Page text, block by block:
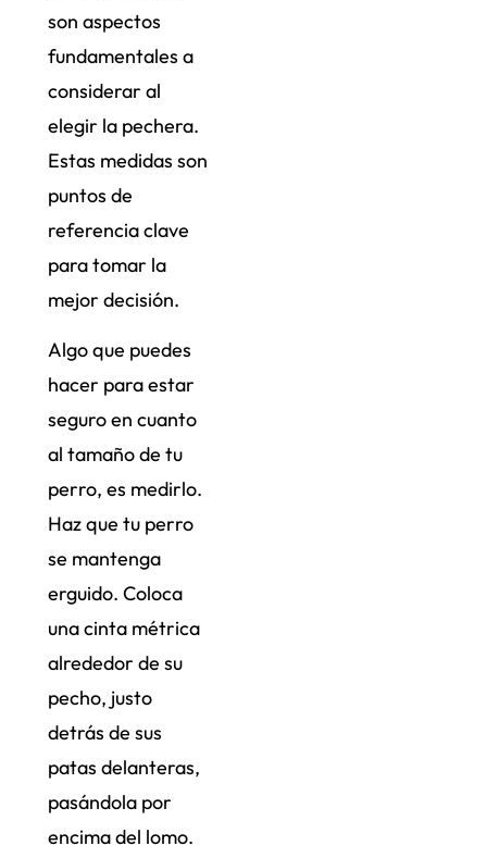
son aspectos
fundamentales a
considerar al
elegir la pechera.
Estas medidas son
puntos de
referencia clave
para tomar la
mejor decisión.
Algo que puedes
hacer para estar
seguro en cuanto
al tamaño de tu
perro, es medirlo.
Haz que tu perro
se mantenga
erguido. Coloca
una cinta métrica
alrededor de su
pecho, justo
detrás de sus
patas delanteras,
pasándola por
encima del lomo.